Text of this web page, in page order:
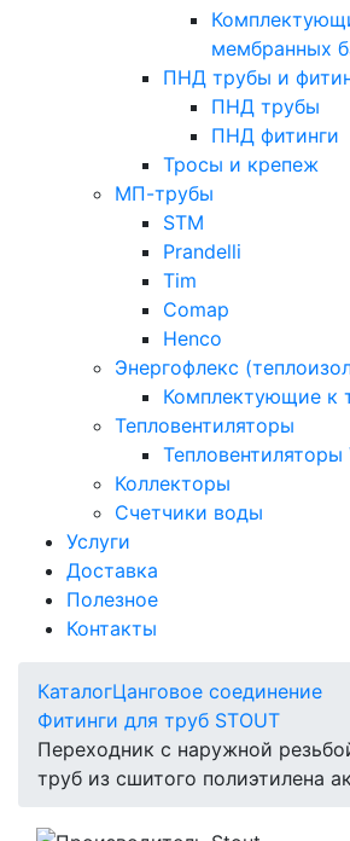
мембранных
ПНД трубы и
ПНД трубы
ПНД фитинги
Тросы и крепеж
МП-трубы
STM
Prandelli
Tim
Comap
Henco
Энергофлекс
Комплектующие к
Тепловентиляторы
Тепловентиляторы
Коллекторы
Счетчики воды
Услуги
Доставка
Полезное
Контакты
КаталогЦанговое соединение
Фитинги для труб STOUT
Переходник с наружной
труб из сшитого полиэтилена